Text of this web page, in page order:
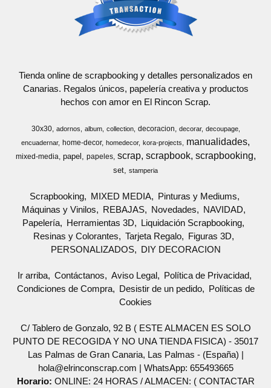
Tienda online de scrapbooking y detalles personalizados en
Canarias. Regalos únicos, papelería creativa y productos
hechos con amor en El Rincon Scrap.
30x30 adornos album collection decoracion decorar
decoupage
encuadernar
home-decor homedecor kora-projects manualidades
mixed-media papel papeles scrap scrapbook scrapbooking
set stamperia
Scrapbooking MIXED MEDIA
Pinturas y Mediums
Máquinas y Vinilos
REBAJAS Novedades
NAVIDAD
Papelería
Herramientas 3D
Liquidación Scrapbooking
Resinas y Colorantes
Tarjeta Regalo
Figuras 3D
PERSONALIZADOS
DIY DECORACION
Ir arriba Contáctanos Aviso Legal
Política de Privacidad
Condiciones de Compra
Desistir de un pedido
Políticas de
Cookies
C/ Tablero de Gonzalo, 92 B ( ESTE ALMACEN ES SOLO
PUNTO DE RECOGIDA Y NO UNA TIENDA FISICA) - 35017
Las Palmas de Gran Canaria, Las Palmas - (España) |
hola@elrinconscrap.com | WhatsApp: 655493665
Horario: ONLINE: 24 HORAS / ALMACEN: ( CONTACTAR